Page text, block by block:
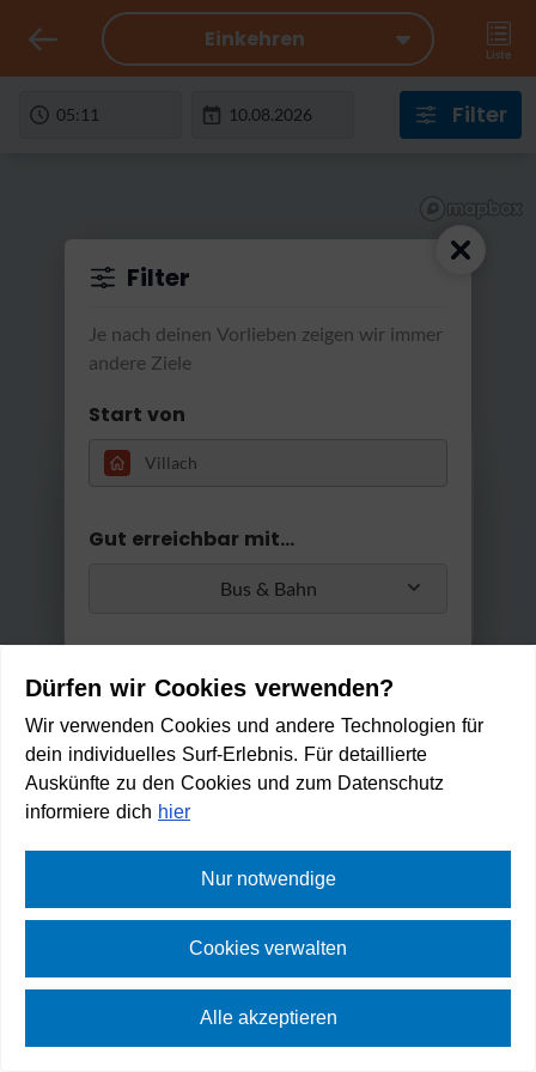
RatterRatter...
Einkehren
Liste
Filter
Villacher Brauhof
min
Filter
Je nach deinen Vorlieben zeigen wir immer
andere Ziele
Start von
Gut erreichbar mit...
Bus & Bahn
Umstiege
Max. 2 Umstiege
Min. / Max. Reisezeit
Anwenden
Vollbild
Dürfen wir Cookies verwenden?
Wir verwenden Cookies und andere Technologien für
dein individuelles Surf-Erlebnis. Für detaillierte
Auskünfte zu den Cookies und zum Datenschutz
informiere dich hier
Nur notwendige
Cookies verwalten
Alle akzeptieren